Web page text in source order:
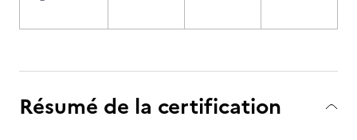
Résumé de la certification